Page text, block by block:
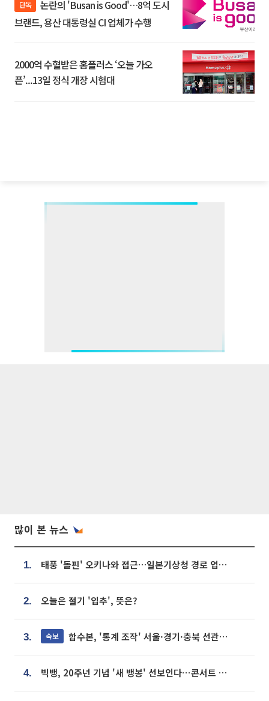
단독
브랜드, 용산 대통령실 CI 업체가 수행
2000억 수혈받은 홈플러스 ‘오늘 가오
픈’...13일 정식 개장 시험대
많이 본 뉴스
1. 태풍 '돌핀' 오키나와 접근…일본기상청 경로 업데이트
2. 오늘은 절기 '입추', 뜻은?
3. 속보 합수본, '통계 조작' 서울·경기·충북 선관위 등 추가 압수수색
4. 빅뱅, 20주년 기념 '새 뱅봉' 선보인다⋯콘서트 앞두고 팝업 개최